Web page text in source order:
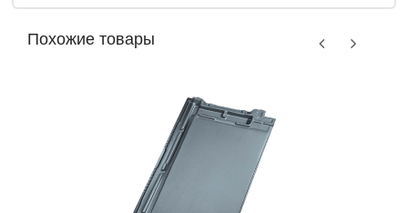
Похожие товары